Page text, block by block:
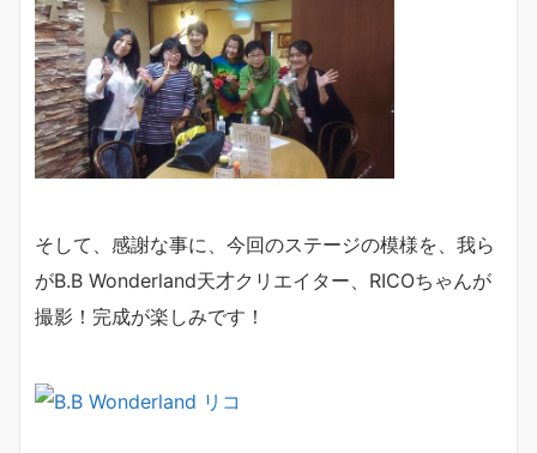
そして、感謝な事に、今回のステージの模様を、我ら
がB.B Wonderland天才クリエイター、RICOちゃんが
撮影！完成が楽しみです！